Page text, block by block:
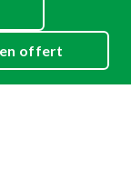
offert